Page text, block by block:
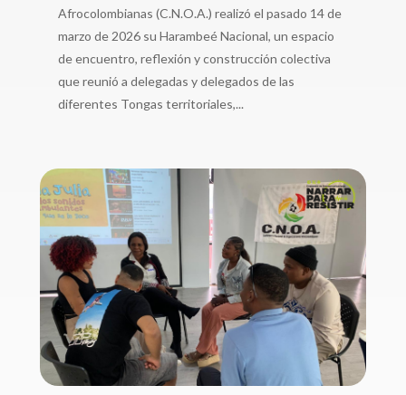
Afrocolombianas (C.N.O.A.) realizó el pasado 14 de
marzo de 2026 su Harambeé Nacional, un espacio
de encuentro, reflexión y construcción colectiva
que reunió a delegadas y delegados de las
diferentes Tongas territoriales,...